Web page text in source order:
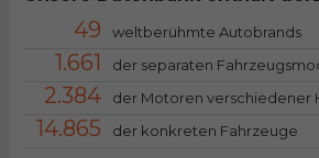
49 weltberühmte Autobrands
1.661 der separaten
2.384 der Motoren verschiedener
14.865 der konkreten Fahrzeuge